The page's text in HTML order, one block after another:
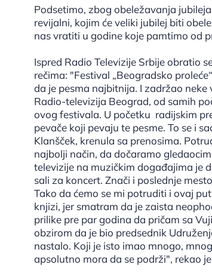
Podsetimo, zbog obeležavanja
revijalni, kojim će veliki jubilej biti
nas vratiti u godine koje pamtimo od
Ispred Radio Televizije Srbije obratio
rečima: "Festival „Beogradsko
da je pesma najbitnija. I zadržao
Radio-televizija Beograd, od samih
ovog festivala. U početku radijskim
pevače koji pevaju te pesme. To se i
Klanšček, krenula sa prenosima.
najbolji način, da dočaramo
televizije na muzičkim događajima je
sali za koncert. Znači i poslednje
Tako da ćemo se mi potruditi i ovaj
knjizi, jer smatram da je zaista
prilike pre par godina da pričam sa
obzirom da je bio predsednik
nastalo. Koji je isto imao mnogo,
apsolutno mora da se podrži", rekao